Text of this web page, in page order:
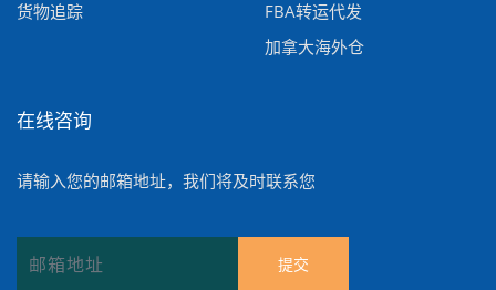
货物追踪
FBA转运代发
加拿大海外仓
在线咨询
请输入您的邮箱地址，我们将及时联系您
提交